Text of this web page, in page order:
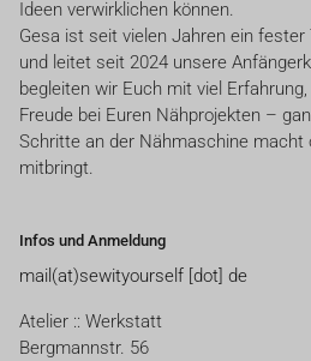
Ideen verwirklichen können.
Gesa ist seit vielen Jahren ein fester
und leitet seit 2024 unsere
begleiten wir Euch mit viel
Freude bei Euren Nähprojekten –
Schritte an der Nähmaschine macht
mitbringt.
Infos und Anmeldung
mail(at)sewityourself [dot] de
Atelier :: Werkstatt
Bergmannstr. 56